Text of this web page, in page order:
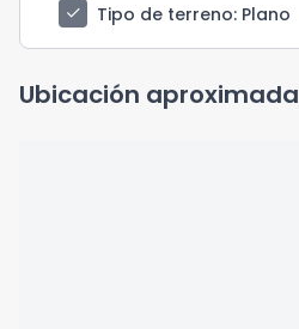
check
Tipo de terreno: Plano
Ubicación aproximada